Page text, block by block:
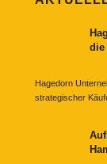
die
Hagedorn
strategischer